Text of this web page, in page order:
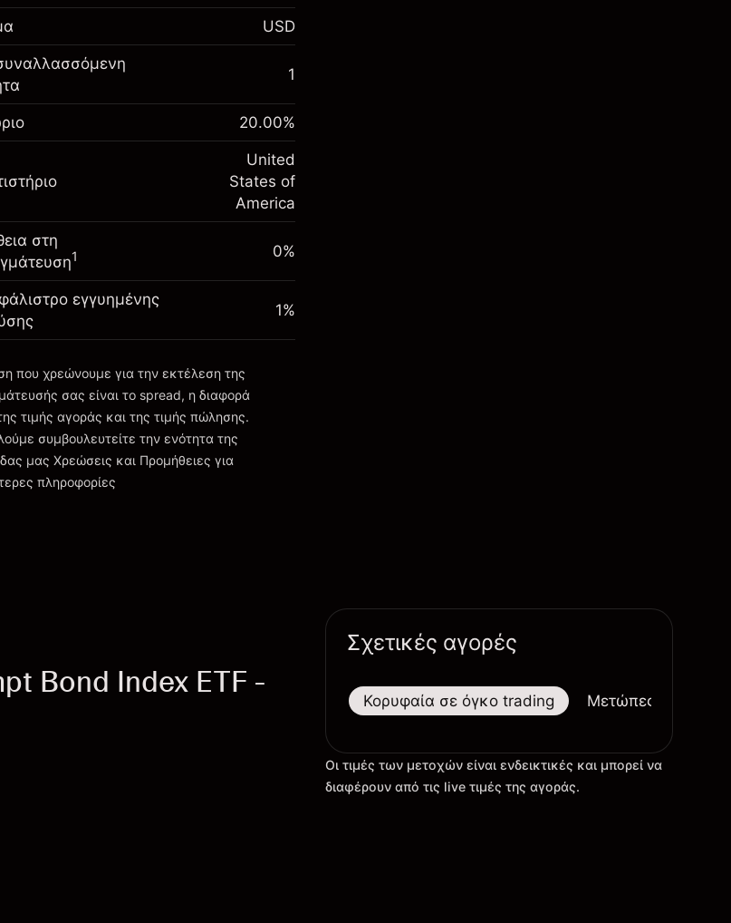
Η επένδυσή
$1,000.00
κατά τη
της νύχτας
από την πλήρη αξία
θέσης
-0.021568
(-$1.08)
διαπραγμάτευσης με μόχλευση
$4,000.00
στην πλατφόρμα
Η επένδυσή
$1,000.00
της νύχτας
θέσης
-0.000654
(-$0.03)
διαπραγμάτευσης με μόχλευση
από μόχλευση ~
USD
1
20.00%
United
States of
America
στη
1 0%
εγγυημένης
Χρεώσεις και Τέλη
1%
που χρεώνουμε για την εκτέλεση της
σας είναι το spread, η διαφορά
τιμής αγοράς και της τιμής πώλησης.
συμβουλευτείτε την ενότητα της
μας Χρεώσεις και Προμήθειες για
πληροφορίες
Bond Index ETF -
Σχετικές αγορές
Κορυφαία σε όγκο trading Μετώπες
Οι τιμές των μετοχών είναι ενδεικτικές και μπορεί να
διαφέρουν από τις live τιμές της αγοράς.